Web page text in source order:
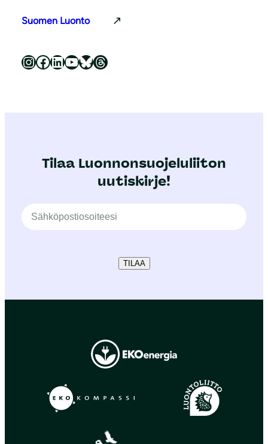
Suomen Luonto
Luonnonsuojeluliitto Instagramissa Luonnonsuojeluliitto Facebookissa Luonnonsuojeluliitto LinkedInissä Luonnonsuojeluliiton YouTube-kanava Luonnonsuojeluliitto Blueskyssa Luonnonsuojeluliitto Threadsissa
Tilaa Luonnonsuojeluliiton
uutiskirje!
TILAA